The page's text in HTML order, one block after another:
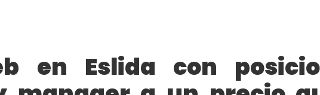
en Eslida con